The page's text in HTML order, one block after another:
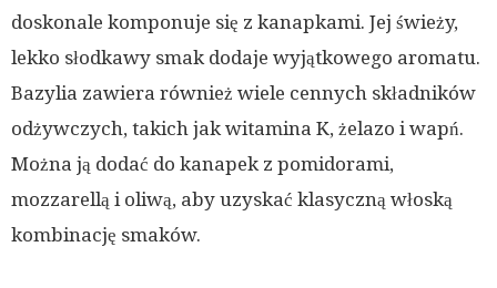
doskonale komponuje się z kanapkami. Jej świeży,
lekko słodkawy smak dodaje wyjątkowego aromatu.
Bazylia zawiera również wiele cennych składników
odżywczych, takich jak witamina K, żelazo i wapń.
Można ją dodać do kanapek z pomidorami,
mozzarellą i oliwą, aby uzyskać klasyczną włoską
kombinację smaków.